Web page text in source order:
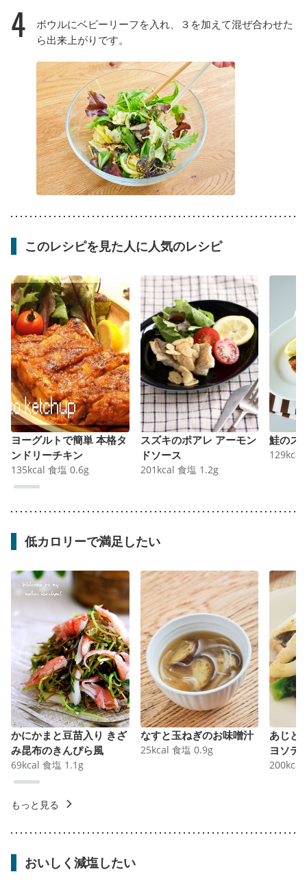
4
ボウルにベビーリーフを入れ、３を加えて混ぜ合わせた
ら出来上がりです。
このレシピを見た人に人気のレシピ
ヨーグルトで簡単 本格タ
ンドリーチキン
135kcal 食塩 0.6g
スズキのポアレ アーモン
ドソース
201 kcal 食塩 1.2g
鮭のス
129kcal
低カロリーで満足したい
かにかまと豆苗入り きざ
み昆布のきんぴら風
69kcal 食塩 1.1 g
なすと玉ねぎのお味噌汁
25kcal 食塩 0.9g
あじと
ヨソテ
200kcal
もっと見る
おいしく減塩したい